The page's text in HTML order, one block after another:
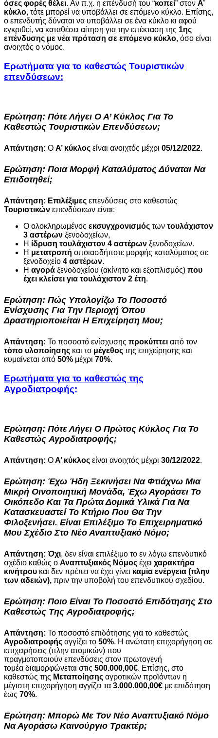
όσες φορές θέλει. Αν π.χ. η επένδυσή του “κοπεί” στον Α’
κύκλο, τότε μπορεί να υποβάλλει σε επόμενο κύκλο. Επίσης,
ο επενδυτής δύναται να υποβάλλει σε ένα κύκλο κι αφού
εγκριθεί, να καταθέσει αίτηση για την επέκταση της 1ης
επένδυσης με νέα πρόταση σε επόμενο κύκλο, όσο είναι
ανοιχτός ο νόμος.
Ερωτήματα για το καθεστώς Τουριστικών
επενδύσεων:
Ερώτηση: Πότε Λήγει Ο Α’ Κύκλος Για Το
Καθεστώς Τουριστικών Επενδύσεων;
Απάντηση: Ο Α’ κύκλος είναι ανοιχτός μέχρι 05/12/2022.
Ερώτηση: Ποια Μορφή Καταλύματος Δύναται Να
Επιδοτηθεί;
Απάντηση: Επιλέξιμες επενδύσεις στο καθεστώς
Τουριστικών επενδύσεων είναι:
Ο ολοκληρωμένος εκσυγχρονισμός των τουλάχιστον
3 αστέρων ξενοδοχείων,
Η ίδρυση τουλάχιστον 4 αστέρων ξενοδοχείων.
H μετατροπή οποιασδήποτε μορφής καταλύματος σε
ξενοδοχείο 4 αστέρων.
Η αγορά ξενοδοχείου (ακίνητο και εξοπλισμός) που
έχει κλείσει για τουλάχιστον 2 έτη.
Ερώτηση: Πώς Υπολογίζω Το Ποσοστό
Ενίσχυσης Για Την Περιοχή Όπου
Δραστηριοποιείται Η Επιχείρηση Μου;
Απάντηση: Το ποσοστό ενίσχυσης προκύπτει από τον
τόπο υλοποίησης και το μέγεθος της επιχείρησης και
κυμαίνεται από 50% μέχρι 70%.
Ερωτήματα για το καθεστώς της
Αγροδιατροφής:
Ερώτηση: Πότε Λήγει Ο Πρώτος Κύκλος Για Το
ΚαθεστώςΑγροδιατροφής;
Απάντηση: ΟΑ’ κύκλος είναι ανοιχτός μέχρι 30/12/2022.
Ερώτηση: Έχω Ήδη Ξεκινήσει Να Φτιάχνω Μια
Μικρή Οινοποιητική Μονάδα, Έχω Αγοράσει Το
Οικόπεδο Και Τα Πρώτα Δομικά Υλικά Για Να
Κατασκευαστεί Το Κτήριο Που Θα Την
Φιλοξενήσει. Είναι Επιλέξιμο Το Επιχειρηματικό
Μου Σχέδιο Στο Νέο Αναπτυξιακό Νόμο;
Απάντηση: Όχι, δεν είναι επιλέξιμο το εν λόγω επενδυτικό
σχέδιο καθώς ο Αναπτυξιακός Νόμος έχει χαρακτήρα
κινήτρου και δεν πρέπει να έχει γίνει καμία ενέργεια (πλην
των αδειών), πριν την υποβολή του επενδυτικού σχεδίου.
Ερώτηση: Ποιο Είναι Το Ποσοστό Επιδότησης Στο
Καθεστώς ΤηςΑγροδιατροφής;
Απάντηση: Το ποσοστό επιδότησης για το καθεστώς
Αγροδιατροφής αγγίζει το 50%. Η ανώτατη επιχορήγηση σε
επιχειρήσεις (πλην ατομικών) που
πραγματοποιούν επενδύσεις στον πρωτογενή
τομέα διαμορφώνεται στις 500.000,00€. Επίσης, στο
καθεστώς της Μεταποίησης αγροτικών προϊόντων η
μέγιστη επιχορήγηση αγγίζει τα 3.000.000,00€ με επιδότηση
έως 70%.
Ερώτηση: Μπορώ Με Τον Νέο Αναπτυξιακό Νόμο
Να Αγοράσω Καινούργιο Τρακτέρ;